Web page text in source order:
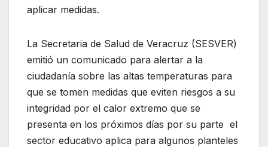
aplicar medidas.
La Secretaria de Salud de Veracruz (SESVER)
emitió un comunicado para alertar a la
ciudadanía sobre las altas temperaturas para
que se tomen medidas que eviten riesgos a su
integridad por el calor extremo que se
presenta en los próximos días por su parte el
sector educativo aplica para algunos planteles